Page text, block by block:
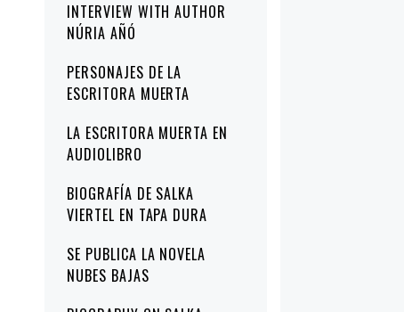
INTERVIEW WITH AUTHOR
NÚRIA AÑÓ
PERSONAJES DE LA
ESCRITORA MUERTA
LA ESCRITORA MUERTA EN
AUDIOLIBRO
BIOGRAFÍA DE SALKA
VIERTEL EN TAPA DURA
SE PUBLICA LA NOVELA
NUBES BAJAS